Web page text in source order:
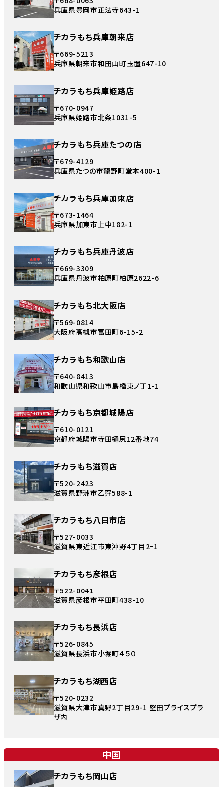
兵庫県豊岡市正法寺643-1
チカラもち兵庫朝来店
〒669-5213
兵庫県朝来市和田山町玉置647-10
チカラもち兵庫姫路店
〒670-0947
兵庫県姫路市北条1031-5
チカラもち兵庫たつの店
〒679-4129
兵庫県たつの市龍野町堂本400-1
チカラもち兵庫加東店
〒673-1464
兵庫県加東市上中182-1
チカラもち兵庫丹波店
〒669-3309
兵庫県丹波市柏原町柏原2622-6
チカラもち北大阪店
〒569-0814
大阪府高槻市富田町6-15-2
チカラもち和歌山店
〒640-8413
和歌山県和歌山市島橋東ノ丁1-1
チカラもち京都城陽店
〒610-0121
京都府城陽市寺田樋尻12番地74
チカラもち滋賀店
〒520-2423
滋賀県野洲市乙窪588-1
チカラもち八日市店
〒527-0033
滋賀県東近江市東沖野4丁目2ｰ1
チカラもち彦根店
〒522-0041
滋賀県彦根市平田町438-10
チカラもち長浜店
〒526-0845
滋賀県長浜市小堀町４５０
チカラもち湖西店
〒520-0232
滋賀県大津市真野2丁目29-1 堅田プライスプラ
ザ内
中国
チカラもち岡山店